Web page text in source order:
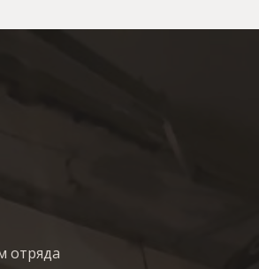
отряда